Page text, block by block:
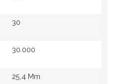
30
30.000
25,4 Mm